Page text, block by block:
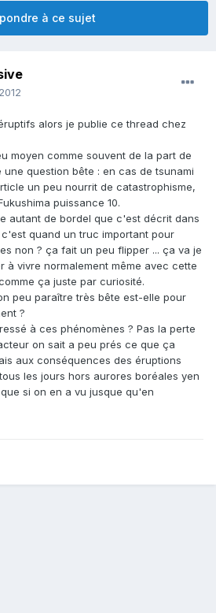
à ce sujet
alors je publie ce thread chez
moyen comme souvent de la part de
question bête : en cas de tsunami
un peu nourrit de catastrophisme,
puissance 10.
autant de bordel que c'est décrit dans
quand un truc important pour
non ? ça fait un peu flipper ... ça va je
à vivre normalement même avec cette
ça juste par curiosité.
peu paraître très bête est-elle pour
?
à ces phénomènes ? Pas la perte
on sait a peu prés ce que ça
aux conséquences des éruptions
les jours hors aurores boréales yen
si on en a vu jusque qu'en